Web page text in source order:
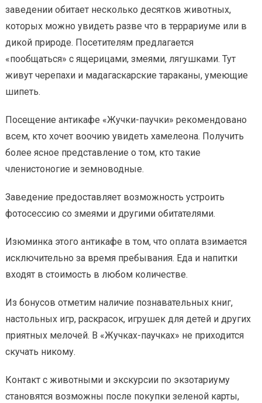
заведении обитает несколько десятков животных,
которых можно увидеть разве что в террариуме или в
дикой природе. Посетителям предлагается
«пообщаться» с ящерицами, змеями, лягушками. Тут
живут черепахи и мадагаскарские тараканы, умеющие
шипеть.
Посещение антикафе «Жучки-паучки» рекомендовано
всем, кто хочет воочию увидеть хамелеона. Получить
более ясное представление о том, кто такие
членистоногие и земноводные.
Заведение предоставляет возможность устроить
фотосессию со змеями и другими обитателями.
Изюминка этого антикафе в том, что оплата взимается
исключительно за время пребывания. Еда и напитки
входят в стоимость в любом количестве.
Из бонусов отметим наличие познавательных книг,
настольных игр, раскрасок, игрушек для детей и других
приятных мелочей. В «Жучках-паучках» не приходится
скучать никому.
Контакт с животными и экскурсии по экзотариуму
становятся возможны после покупки зеленой карты,